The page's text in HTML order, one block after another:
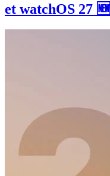
et watchOS 27 🆕